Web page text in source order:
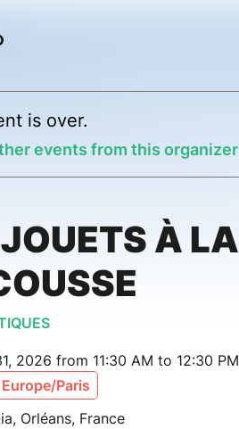
is over.
events from this organizer
À LA
2026 from 11:30 AM to 12:30 PM
Paris
Orléans, France